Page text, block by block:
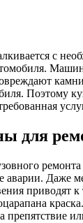
с
Поэтому
для
аварии. Даже
приводят к
препятствие